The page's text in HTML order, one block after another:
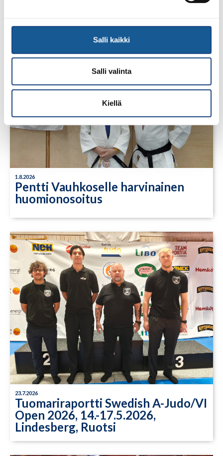
Salli kaikki
Salli valinta
Kiellä
1.8.2026
Pentti Vauhkoselle harvinainen
huomionosoitus
23.7.2026
Tuomariraportti Swedish A-Judo/VI
Open 2026, 14.-17.5.2026,
Lindesberg, Ruotsi